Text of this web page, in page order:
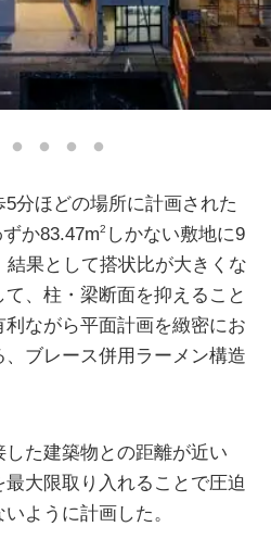
分ほどの場所に計画された
か83.47m2 しかない敷地に9
果として搭状比が大きくな
、柱・梁断面を抑えること
ながら平面計画を緻密にお
ブレース併用ラーメン構造
た建築物との距離が近い
大限取り入れることで圧迫
ように計画した。